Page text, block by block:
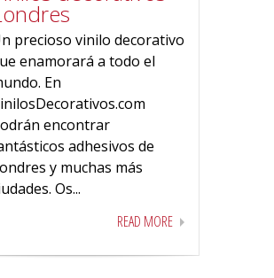
precioso vinilo decorativo
enamorará a todo el
En
encontrar
adhesivos de
y muchas más
Os...
READ MORE